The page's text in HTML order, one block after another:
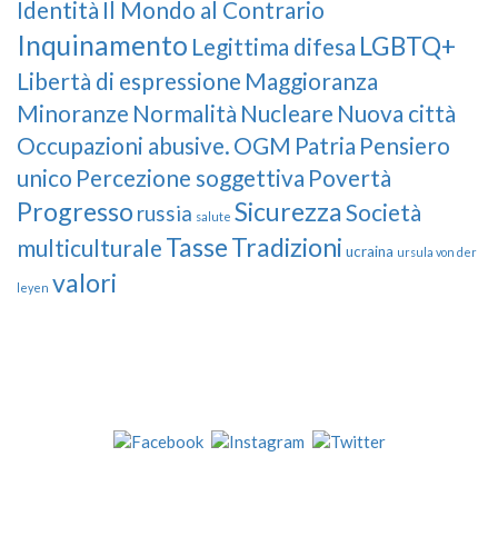
Identità Il Mondo al Contrario
Inquinamento Legittima difesa LGBTQ+
Libertà di espressione Maggioranza
Minoranze Normalità Nucleare Nuova città
Occupazioni abusive. OGM Patria Pensiero
unico Percezione soggettiva Povertà
Progresso russia salute Sicurezza Società
multiculturale TasseTradizioni ucraina ursula von der
leyen valori